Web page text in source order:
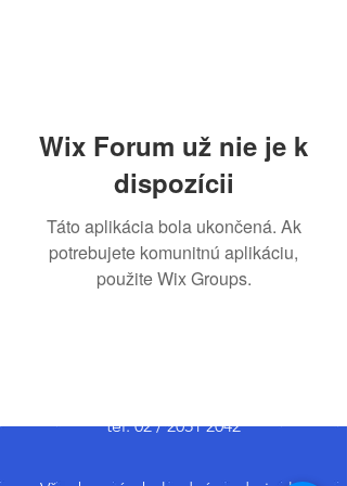
Wix Forum už nie je k
dispozícii
Táto aplikácia bola ukončená. Ak
potrebujete komunitnú aplikáciu,
použite Wix Groups.
tel: 02 /2051 2042